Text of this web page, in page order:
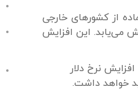
از کشورهای خارجی
می‌یابد. این افزایش
نرخ دلار
خواهد داشت.